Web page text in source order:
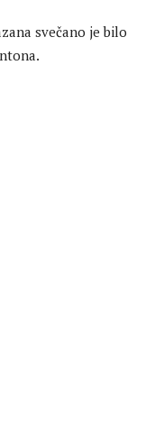
svečano je bilo